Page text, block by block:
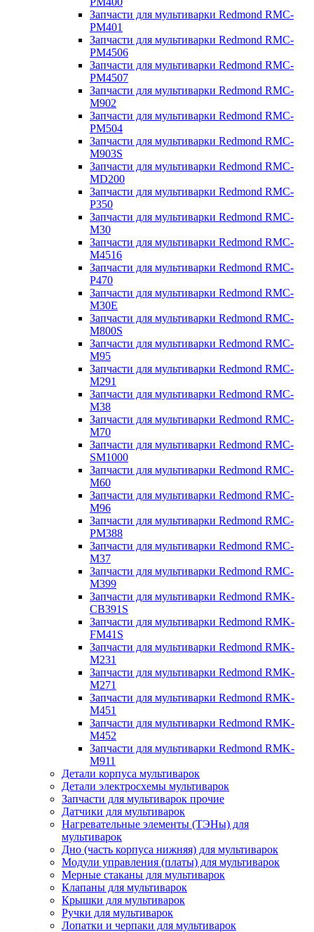
Запчасти для мультиварки Redmond RMC-
PM401
Запчасти для мультиварки Redmond RMC-
PM4506
Запчасти для мультиварки Redmond RMC-
PM4507
Запчасти для мультиварки Redmond RMC-
M902
Запчасти для мультиварки Redmond RMC-
PM504
Запчасти для мультиварки Redmond RMC-
M903S
Запчасти для мультиварки Redmond RMC-
MD200
Запчасти для мультиварки Redmond RMC-
P350
Запчасти для мультиварки Redmond RMC-
M30
Запчасти для мультиварки Redmond RMC-
M4516
Запчасти для мультиварки Redmond RMC-
P470
Запчасти для мультиварки Redmond RMC-
M30E
Запчасти для мультиварки Redmond RMC-
M800S
Запчасти для мультиварки Redmond RMC-
M95
Запчасти для мультиварки Redmond RMC-
M291
Запчасти для мультиварки Redmond RMC-
M38
Запчасти для мультиварки Redmond RMC-
M70
Запчасти для мультиварки Redmond RMC-
SM1000
Запчасти для мультиварки Redmond RMC-
M60
Запчасти для мультиварки Redmond RMC-
M96
Запчасти для мультиварки Redmond RMC-
PM388
Запчасти для мультиварки Redmond RMC-
M37
Запчасти для мультиварки Redmond RMC-
M399
Запчасти для мультиварки Redmond RMK-
CB391S
Запчасти для мультиварки Redmond RMK-
FM41S
Запчасти для мультиварки Redmond RMK-
M231
Запчасти для мультиварки Redmond RMK-
M271
Запчасти для мультиварки Redmond RMK-
M451
Запчасти для мультиварки Redmond RMK-
M452
Запчасти для мультиварки Redmond RMK-
M911
Детали корпуса мультиварок
Детали электросхемы мультиварок
Запчасти для мультиварок прочие
Датчики для мультиварок
Нагревательные элементы (ТЭНы) для
мультиварок
Дно (часть корпуса нижняя) для мультиварок
Модули управления (платы) для мультиварок
Мерные стаканы для мультиварок
Клапаны для мультиварок
Крышки для мультиварок
Ручки для мультиварок
Лопатки и черпаки для мультиварок